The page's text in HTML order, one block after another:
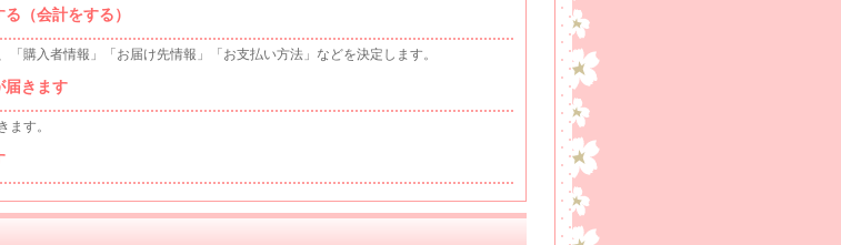
（会計をする）
「購入者情報」「お届け先情報」「お支払い方法」などを決定します。
届きます
ます。